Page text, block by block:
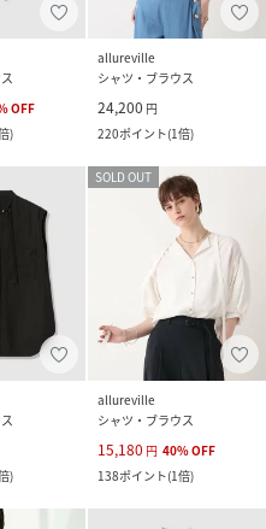
OFF
)
allureville
シャツ・ブラウス
24,200 円
220ポイント(1倍)
)
SOLD OUT
allureville
シャツ・ブラウス
15,180 円 40%OFF
138ポイント(1倍)